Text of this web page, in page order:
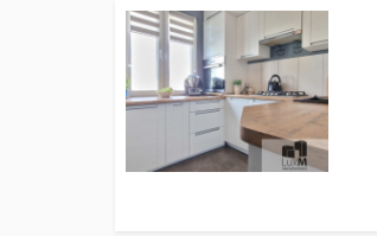
GORZÓW
WIELKOPOLSKI